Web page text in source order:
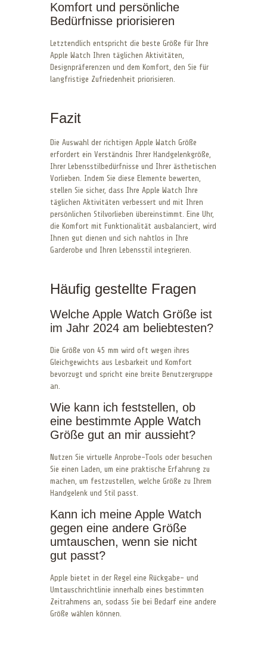
Komfort und persönliche
Bedürfnisse priorisieren
Letztendlich entspricht die beste Größe für Ihre
Apple Watch Ihren täglichen Aktivitäten,
Designpräferenzen und dem Komfort, den Sie für
langfristige Zufriedenheit priorisieren.
Fazit
Die Auswahl der richtigen Apple Watch Größe
erfordert ein Verständnis Ihrer Handgelenkgröße,
Ihrer Lebensstilbedürfnisse und Ihrer ästhetischen
Vorlieben. Indem Sie diese Elemente bewerten,
stellen Sie sicher, dass Ihre Apple Watch Ihre
täglichen Aktivitäten verbessert und mit Ihren
persönlichen Stilvorlieben übereinstimmt. Eine Uhr,
die Komfort mit Funktionalität ausbalanciert, wird
Ihnen gut dienen und sich nahtlos in Ihre
Garderobe und Ihren Lebensstil integrieren.
Häufig gestellte Fragen
Welche Apple Watch Größe ist
im Jahr 2024 am beliebtesten?
Die Größe von 45 mm wird oft wegen ihres
Gleichgewichts aus Lesbarkeit und Komfort
bevorzugt und spricht eine breite Benutzergruppe
an.
Wie kann ich feststellen, ob
eine bestimmte Apple Watch
Größe gut an mir aussieht?
Nutzen Sie virtuelle Anprobe-Tools oder besuchen
Sie einen Laden, um eine praktische Erfahrung zu
machen, um festzustellen, welche Größe zu Ihrem
Handgelenk und Stil passt.
Kann ich meine Apple Watch
gegen eine andere Größe
umtauschen, wenn sie nicht
gut passt?
Apple bietet in der Regel eine Rückgabe- und
Umtauschrichtlinie innerhalb eines bestimmten
Zeitrahmens an, sodass Sie bei Bedarf eine andere
Größe wählen können.